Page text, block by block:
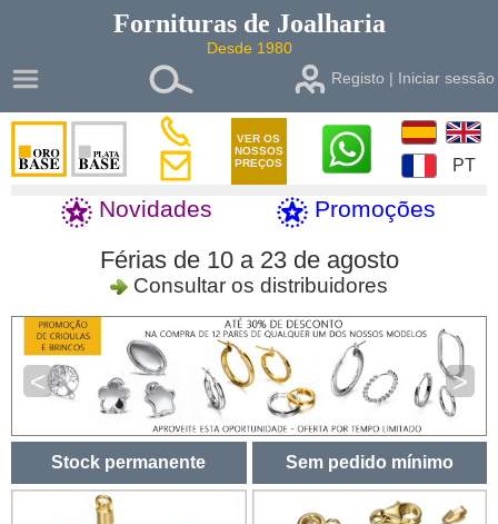
Fornituras de Joalharia
Desde 1980
Registo | Iniciar sessão
VER OS
NOSSOS
PREÇOS
PT
Novidades Promoções
Férias de 10 a 23 de agosto
Consultar os distribuidores
< >
Stock permanente Sem pedido mínimo